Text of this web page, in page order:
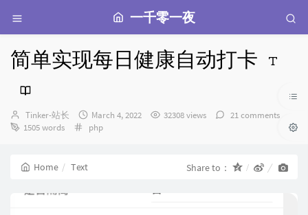
一千零一夜
简单实现每日健康自动打卡
Author：
Tinker-站长
发
布
March 4, 2022 32308 views
21 comments
1505 words
Categories：
php
Home Text Share to：